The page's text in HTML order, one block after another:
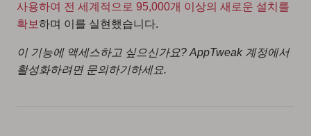
사용하여 전 세계적으로 95,000개 이상의 새로운 설치를
확보하며 이를 실현했습니다.
이 기능에 액세스하고 싶으신가요? AppTweak 계정에서
활성화하려면 문의하기하세요.